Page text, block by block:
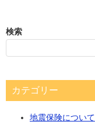
検索
カテゴリー
地震保険について